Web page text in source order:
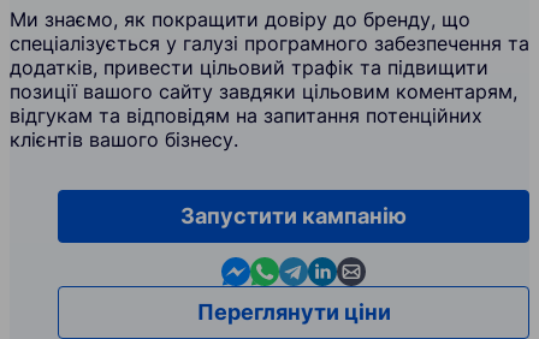
Ми знаємо, як покращити довіру до бренду, що
спеціалізується у галузі програмного забезпечення та
додатків, привести цільовий трафік та підвищити
позиції вашого сайту завдяки цільовим коментарям,
відгукам та відповідям на запитання потенційних
клієнтів вашого бізнесу.
Запустити кампанію
Contact us in Messenger
Contact us in WhatsApp
Contact us in Telegram
Contact us in Linkedin
Contact us by email
Переглянути ціни